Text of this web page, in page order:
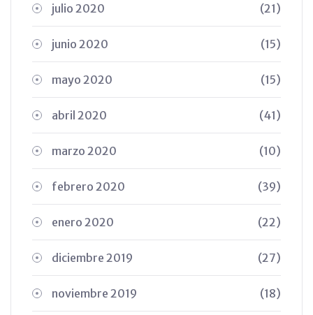
julio 2020 (21)
junio 2020 (15)
mayo 2020 (15)
abril 2020 (41)
marzo 2020 (10)
febrero 2020 (39)
enero 2020 (22)
diciembre 2019 (27)
noviembre 2019 (18)